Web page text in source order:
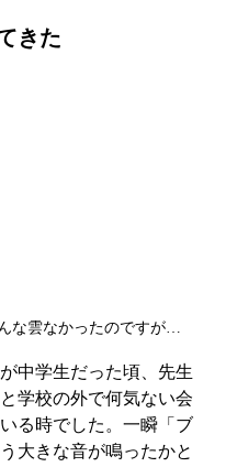
きた
な雲なかったのですが…
中学生だった頃、先生
学校の外で何気ない会
る時でした。一瞬「ブ
大きな音が鳴ったかと